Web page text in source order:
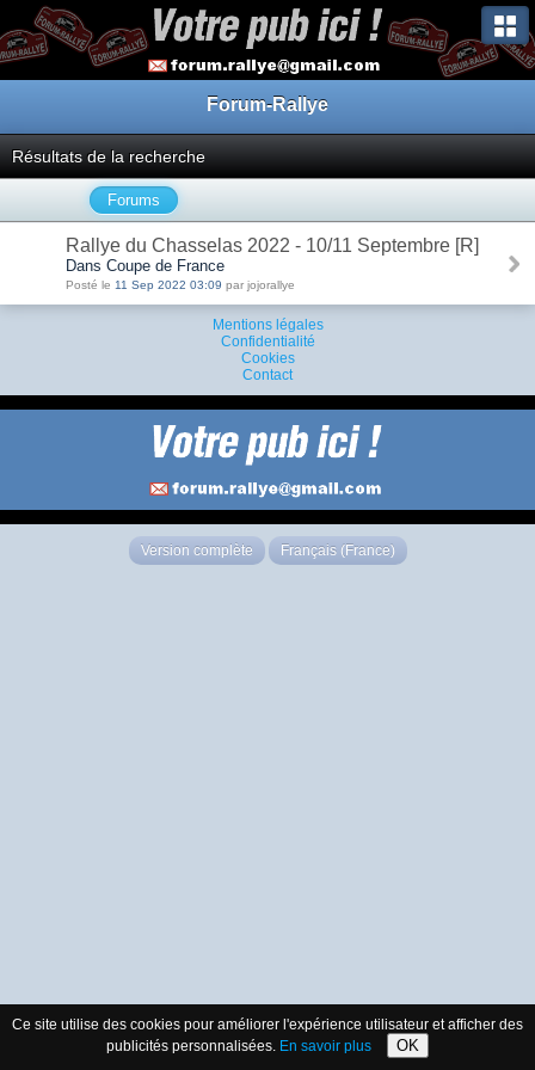
Forum-Rallye
Résultats de la recherche
Forums
Rallye du Chasselas 2022 - 10/11 Septembre [R]
Dans Coupe de France
Posté le 11 Sep 2022 03:09 par jojorallye
Mentions légales
Confidentialité
Cookies
Contact
Version complète Français (France)
Ce site utilise des cookies pour améliorer l'expérience utilisateur et afficher des
publicités personnalisées. En savoir plus OK